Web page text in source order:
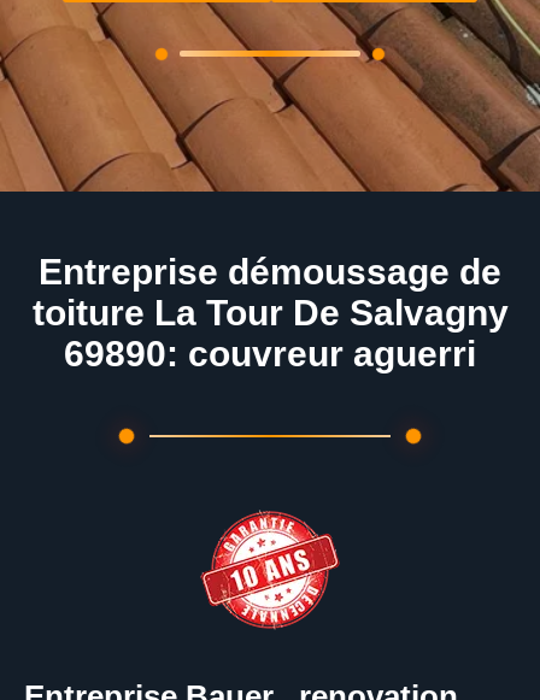
Entreprise démoussage de
toiture La Tour De Salvagny
69890: couvreur aguerri